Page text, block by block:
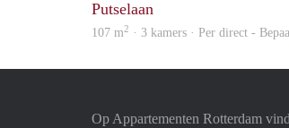
Putselaan
107 m2 · 3 kamers · Per direct -
Op Appartementen Rotterdam